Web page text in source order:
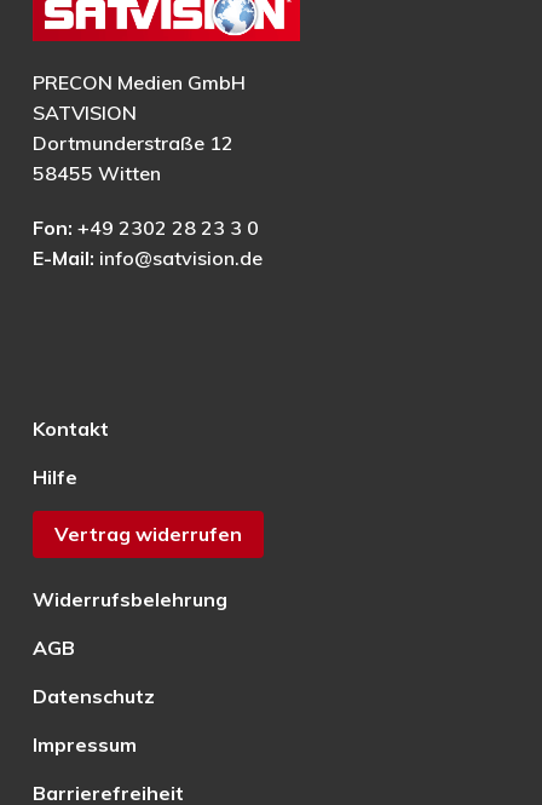
PRECON Medien GmbH
SATVISION
Dortmunderstraße 12
58455 Witten
Fon: +49 2302 28 23 3 0
E-Mail: info@satvision.de
Kontakt
Hilfe
Vertrag widerrufen
Widerrufsbelehrung
AGB
Datenschutz
Impressum
Barrierefreiheit